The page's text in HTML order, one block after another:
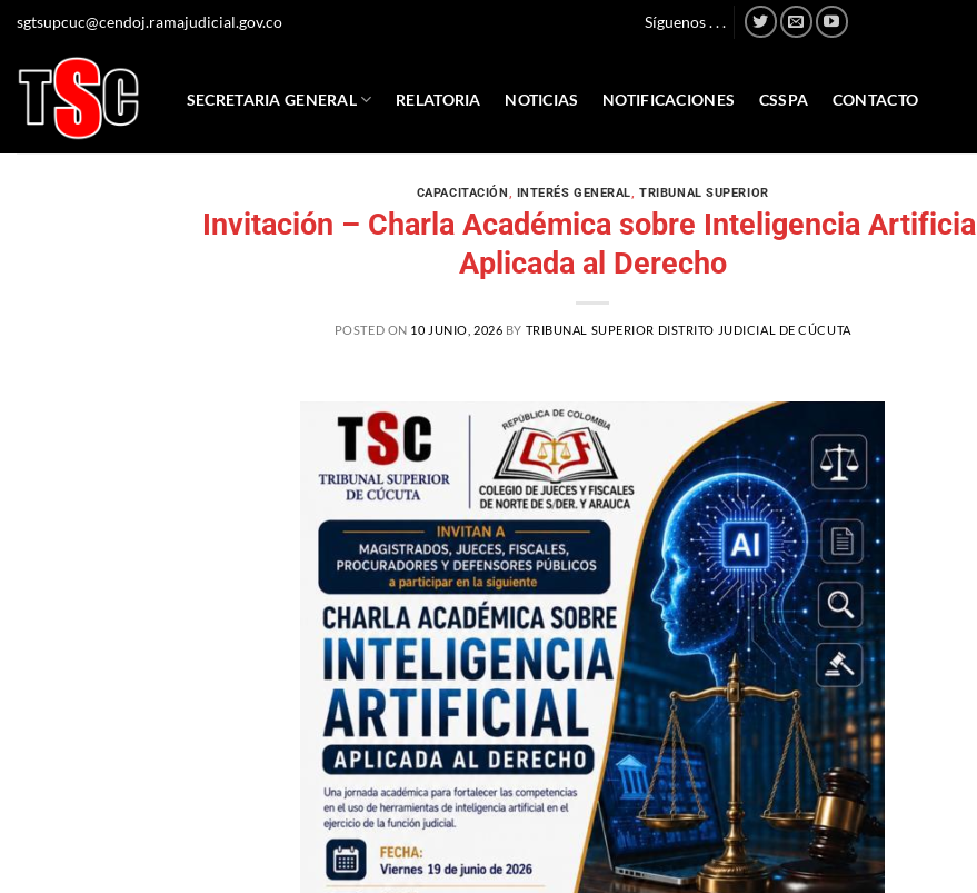
sgtsupcuc@cendoj.ramajudicial.gov.co Síguenos . . .
SECRETARIA GENERAL RELATORIA NOTICIAS NOTIFICACIONES CSSPA CONTACTO
CAPACITACIÓN, INTERÉS GENERAL,TRIBUNAL SUPERIOR
Invitación – Charla Académica sobre Inteligencia Artificial
Aplicada al Derecho
POSTED ON 10 JUNIO, 2026 BY TRIBUNAL SUPERIOR DISTRITO JUDICIAL DE CÚCUTA